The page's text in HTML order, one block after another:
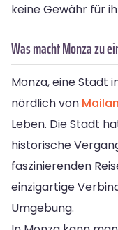
keine Gewähr für
Was macht Monza zu
Monza, eine Stadt
nördlich von
Leben. Die Stadt
historische
faszinierenden
einzigartige
Umgebung.